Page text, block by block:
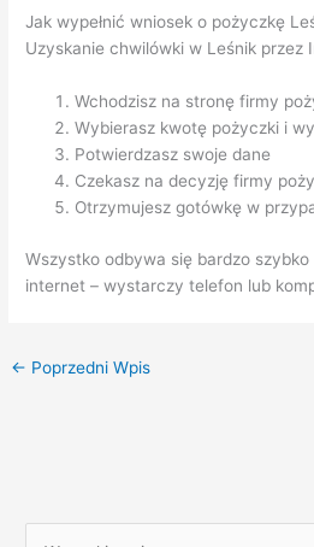
Jak wypełnić wniosek o pożyczkę
Uzyskanie chwilówki w Leśnik przez
Wchodzisz na stronę firmy
Wybierasz kwotę pożyczki i
Potwierdzasz swoje dane
Czekasz na decyzję firmy
Otrzymujesz gotówkę w
Wszystko odbywa się bardzo
internet – wystarczy telefon lub
← Poprzedni Wpis